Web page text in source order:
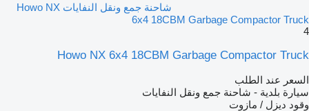
شاحنة جمع ونقل النفايات Howo NX
6x4 18CBM Garbage Compactor Truck
4
Howo NX 6x4 18CBM Garbage Compactor Truck
السعر عند الطلب
سيارة بلدية - شاحنة جمع ونقل النفايات
وقود ديزل / مازوت